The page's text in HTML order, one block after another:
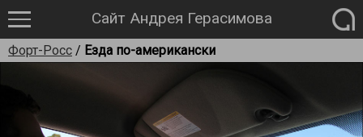
Сайт Андрея Герасимова
Форт-Росс / Езда по-американски